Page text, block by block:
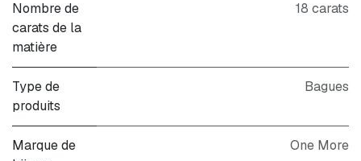
Nombre de
carats de la
matière
18 carats
Type de
produits
Bagues
Marque de
One More